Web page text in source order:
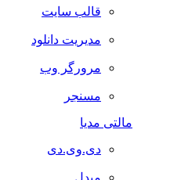
قالب سایت
مدیریت دانلود
مرورگر وب
مسنجر
مالتی مدیا
دی.وی.دی
مبدل